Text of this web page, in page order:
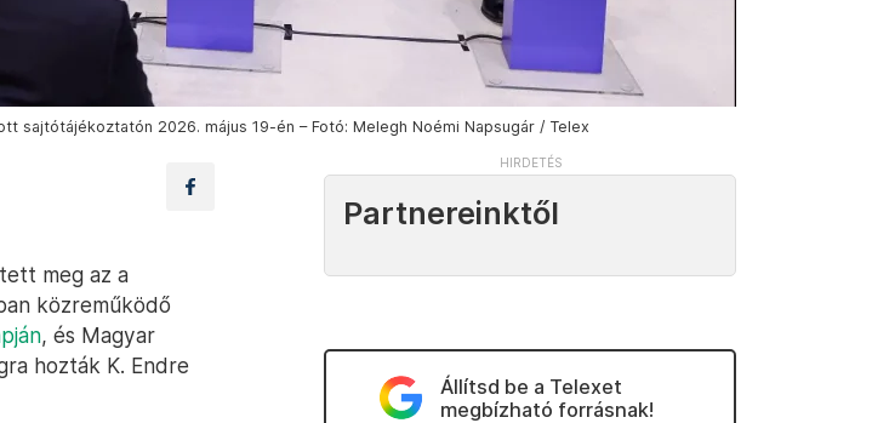
sajtótájékoztatón 2026. május 19-én – Fotó: Melegh Noémi Napsugár / Telex
meg az a
közreműködő
, és Magyar
hozták K. Endre
Partnereinktől
Állítsd be a Telexet
megbízható forrásnak!